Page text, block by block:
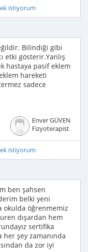
istiyorum
Bilindiği gibi
etki gösterir.Yanlış
hastaya pasif eklem
hareketi
sadece
Enver GÜVEN
Fizyoterapist
istiyorum
ben şahsen
belki yeni
okulda öğrenmemiz
dışardan hem
sertifika
her şey zamanında
da zor iyi